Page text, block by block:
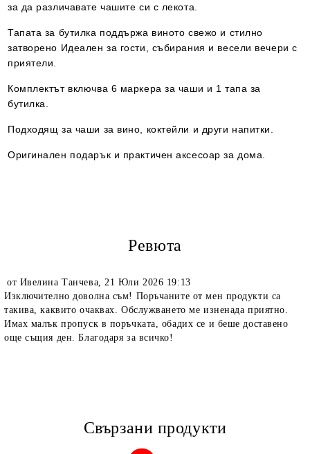
за да различавате чашите си с лекота.
Тапата за бутилка поддържа виното свежо и стилно
затворено Идеален за гости, събирания и весели вечери с
приятели.
Комплектът включва 6 маркера за чаши и 1 тапа за
бутилка.
Подходящ за чаши за вино, коктейли и други напитки.
Оригинален подарък и практичен аксесоар за дома.
Ревюта
от Ивелина Танчева,21 Юли 2026 19:13
Изключително доволна съм! Поръчаните от мен продукти са
такива, каквито очаквах. Обслужването ме изненада приятно.
Имах малък пропуск в поръчката, обадих се и беше доставено
още същия ден. Благодаря за всичко!
Свързани продукти